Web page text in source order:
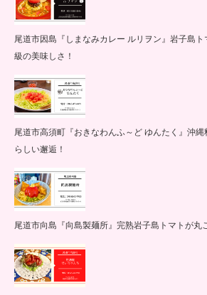
尾道市因島『しまなみカレー ルリヲン』岩子島ト
級の美味しさ！
尾道市高須町『おきなわんふ～ど ゆんたく』沖
らしい邂逅！
尾道市向島『向島製麺所』完熟岩子島トマトが丸